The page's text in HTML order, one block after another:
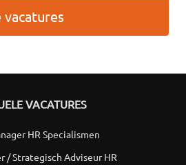
vacatures
VACATURES
HR Specialismen
/ Strategisch Adviseur HR